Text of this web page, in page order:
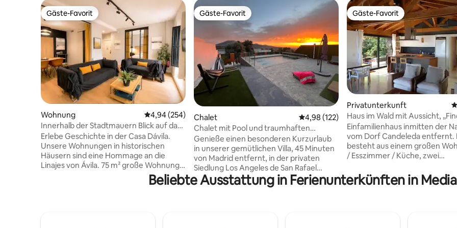
Gäste-Favorit
Gäste-Favorit
Wohnung Durchschnittliche Bewertung: 4,94 von 5, 254 Bewertungen
4,94 (254)
Innerhalb der Stadtmauern Blick auf das
Schloss aus dem 13. Jahrhundert
Parkplatz Klimaanlage
Erlebe Geschichte in der Casa Dávila.
Unsere Wohnungen in historischen
Häusern sind eine Hommage an die
Linajes von Ávila. 75 m² große Wohnung
mit uneingeschränktem Blick nach
außen, innerhalb der Stadtmauern
Gäste-Favorit
Gäste-Favorit
Chalet Durchschnittliche Bewertung: 4,98 von 5,
4,98 (122)
Chalet mit Pool und traumhaften
Sonnenuntergängen
Genieße einen besonderen Kurzurlaub
in unserer gemütlichen Villa, 45 Minuten
von Madrid entfernt, in der privaten
Siedlung Los Angeles de San Rafael
(Segovia). Ein charmantes Haus mit
modernem Design, mit 3 Schlafzimmern:
Gäste-Favorit
Gäste-Favorit
Privatunterkunft
Haus im Wald mit Aussicht,
Cantuesos“
Einfamilienhaus inmitten der
vom Dorf Candeleda entfernt.
besteht aus einem großen
/ Esszimmer / Küche, zwei
einer einzigen Ebene ohne
Höhenunterschied
Beliebte Ausstattung in Ferienunterkünften in